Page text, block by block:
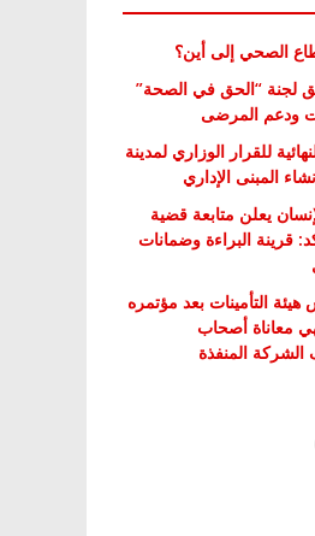
الصحي إلى أين؟
لجنة “الحق في الصحة”
ودعم المرضى
للقرار الوزاري لمدينة
المبنى الإداري
يعلن متابعة قضية
قرينة البراءة وضمانات
التأمينات بعد مؤتمره
معاناة أصحاب
المنفذة